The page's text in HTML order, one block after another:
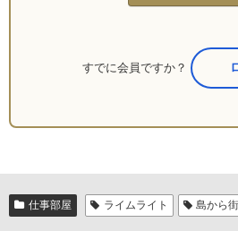
すでに会員ですか？ ここ
仕事部屋 ライムライト 島から